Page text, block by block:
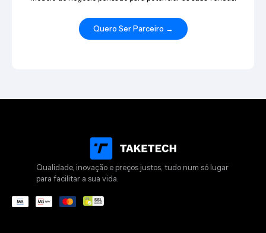
Quero Ser Parceiro →
Qualidade, inovação e preços justos, tudo num só lugar
para facilitar a sua vida.